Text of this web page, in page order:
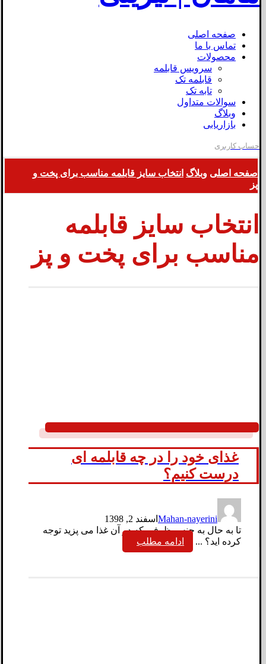
صفحه اصلی
تماس با ما
محصولات
سرویس قابلمه
قابلمه تک
تابه تک
سوالات متداول
وبلاگ
بازاریابی
حساب کاربری
صفحه اصلی وبلاگ انتخاب سایز قابلمه مناسب برای پخت و
پز
انتخاب سایز قابلمه
مناسب برای پخت و پز
غذای خود را در چه قابلمه ای
درست کنیم؟
Mahan-nayerini اسفند 2, 1398
تا به حال به جنس ظرفی که در آن غذا می پزید توجه
کرده اید؟ ...
ادامه مطلب